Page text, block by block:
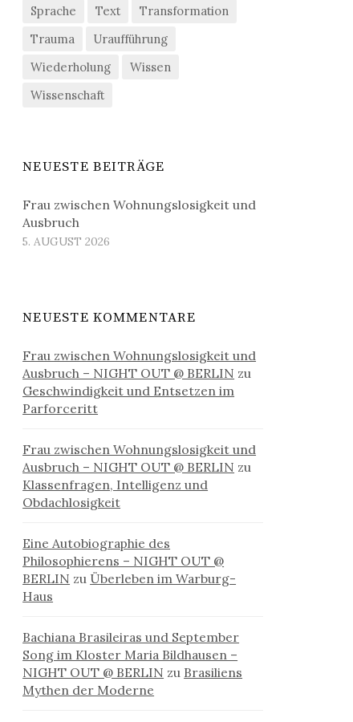
Sprache
Text
Transformation
Trauma
Uraufführung
Wiederholung
Wissen
Wissenschaft
NEUESTE BEITRÄGE
Frau zwischen Wohnungslosigkeit und
Ausbruch
5. AUGUST 2026
NEUESTE KOMMENTARE
Frau zwischen Wohnungslosigkeit und
Ausbruch – NIGHT OUT @ BERLIN zu
Geschwindigkeit und Entsetzen im
Parforceritt
Frau zwischen Wohnungslosigkeit und
Ausbruch – NIGHT OUT @ BERLIN zu
Klassenfragen, Intelligenz und
Obdachlosigkeit
Eine Autobiographie des
Philosophierens – NIGHT OUT @
BERLIN zu Überleben im Warburg-
Haus
Bachiana Brasileiras und September
Song im Kloster Maria Bildhausen –
NIGHT OUT @ BERLIN zu Brasiliens
Mythen der Moderne